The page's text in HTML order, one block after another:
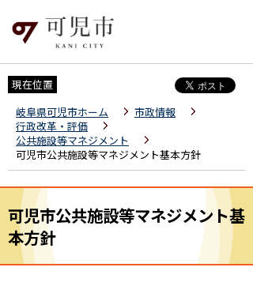
現在位置
岐阜県可児市ホーム
市政情報
行政改革・評価
公共施設等マネジメント
可児市公共施設等マネジメント基本方針
可児市公共施設等マネジメント基
本方針